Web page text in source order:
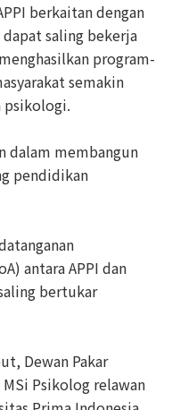
berkaitan dengan
saling bekerja
program-
semakin
psikologi.
dalam membangun
pendidikan
antara APPI dan
bertukar
Dewan Pakar
Psikolog relawan